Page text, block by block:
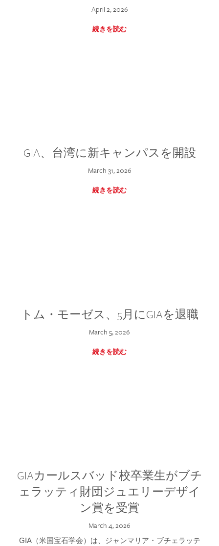
April 2, 2026
続きを読む
GIA、台湾に新キャンパスを開設
March 31, 2026
続きを読む
トム・モーゼス、5月にGIAを退職
March 5, 2026
続きを読む
GIAカールスバッド校卒業生がブチ
ェラッティ財団ジュエリーデザイ
ン賞を受賞
March 4, 2026
GIA（米国宝石学会）は、ジャンマリア・ブチェラッテ